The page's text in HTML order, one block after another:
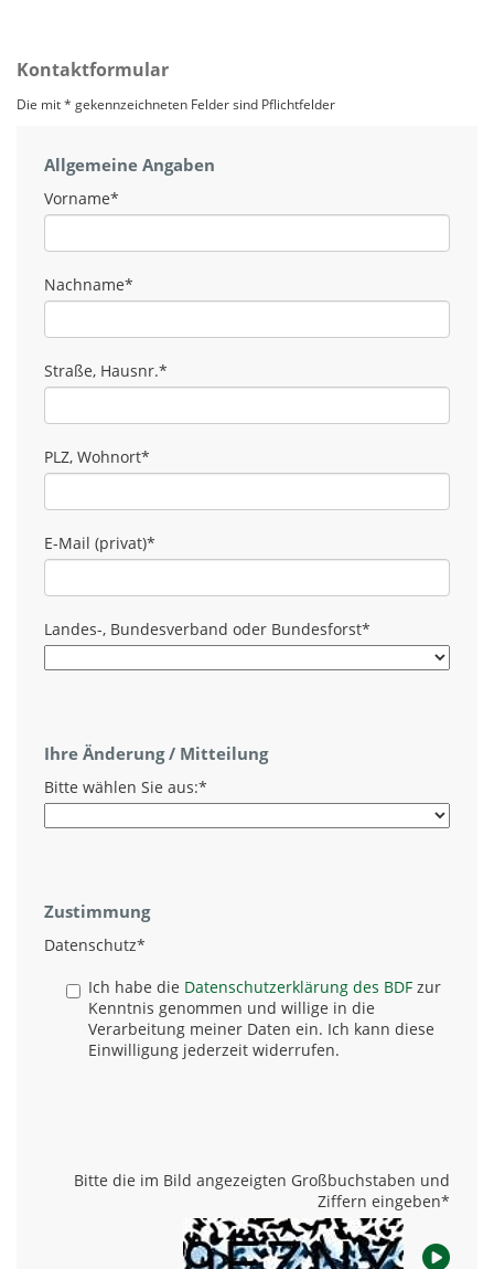
Kontaktformular
Die mit * gekennzeichneten Felder sind Pflichtfelder
Allgemeine Angaben
Vorname*
Nachname*
Straße, Hausnr.*
PLZ, Wohnort*
E-Mail (privat)*
Landes-, Bundesverband oder Bundesforst*
Ihre Änderung / Mitteilung
Bitte wählen Sie aus:*
Zustimmung
Datenschutz*
Ich habe die Datenschutzerklärung des BDF zur
Kenntnis genommen und willige in die
Verarbeitung meiner Daten ein. Ich kann diese
Einwilligung jederzeit widerrufen.
Bitte die im Bild angezeigten Großbuchstaben und
Ziffern eingeben*